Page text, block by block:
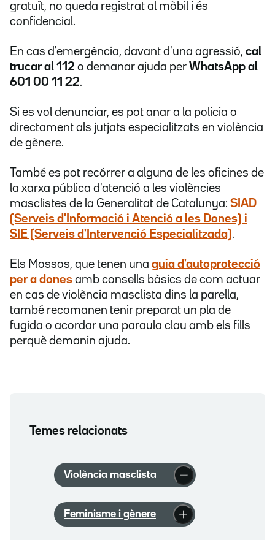
gratuït, no queda registrat al mòbil i és
confidencial.
En cas d'emergència, davant d'una agressió, cal
trucar al 112 o demanar ajuda per WhatsApp al
601 00 11 22.
Si es vol denunciar, es pot anar a la policia o
directament als jutjats especialitzats en violència
de gènere.
També es pot recórrer a alguna de les oficines de
la xarxa pública d'atenció a les violències
masclistes de la Generalitat de Catalunya: SIAD
(Serveis d'Informació i Atenció a les Dones) i
SIE (Serveis d'Intervenció Especialitzada).
Els Mossos, que tenen una guia d'autoprotecció
per a dones amb consells bàsics de com actuar
en cas de violència masclista dins la parella,
també recomanen tenir preparat un pla de
fugida o acordar una paraula clau amb els fills
perquè demanin ajuda.
Temes relacionats
Violència masclista
Feminisme i gènere